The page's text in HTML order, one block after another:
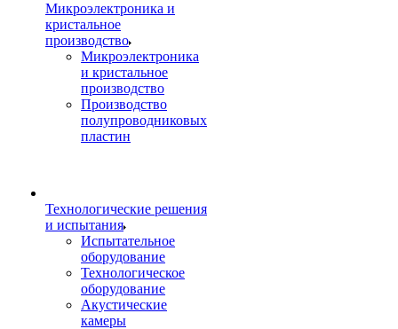
Микроэлектроника и
кристальное
производство
Микроэлектроника
и кристальное
производство
Производство
полупроводниковых
пластин
Технологические решения
и испытания
Испытательное
оборудование
Технологическое
оборудование
Акустические
камеры